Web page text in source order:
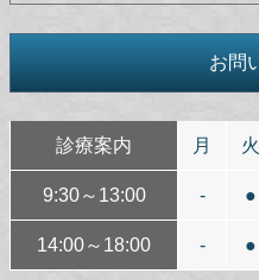
お問
診療案内 月 火
9:30～13:00 - ●
14:00～18:00 - ●